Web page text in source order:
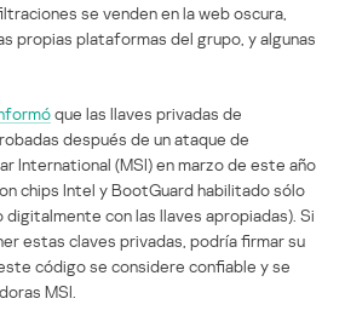
se venden en la web oscura,
propias plataformas del grupo, y algunas
que las llaves privadas de
después de un ataque de
International (MSI) en marzo de este año
chips Intel y BootGuard habilitado sólo
con las llaves apropiadas). Si
estas claves privadas, podría firmar su
código se considere confiable y se
MSI.